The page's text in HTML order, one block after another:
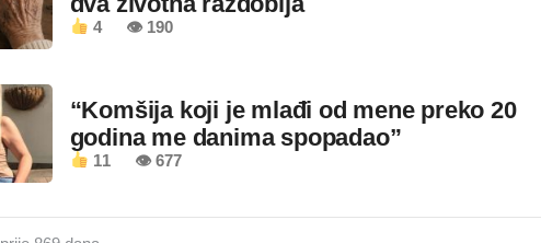
4 👁 190
“Komšija koji je mlađi od mene preko 20
godina me danima spopadao”
11 👁 677